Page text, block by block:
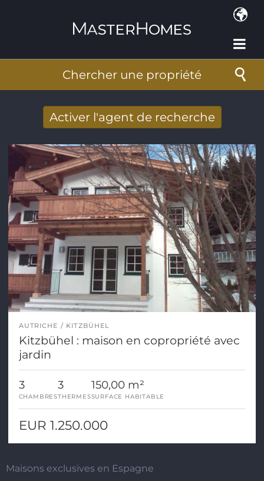
Chercher une propriété
Activer l'agent de recherche
par Email
Adresse de courriel*
AUTRICHE KITZBÜHEL
Kitzbühel : maison en copropriété avec
jardin
3
CHAMBRES
3
THERMES
150,00 m²
SURFACE HABITABLE
EUR 1.250.000
Maisons exclusives en Espagne